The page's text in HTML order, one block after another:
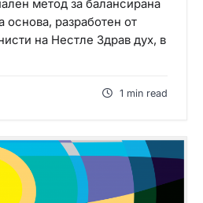
метод за балансирана
основа, разработен от
на Нестле Здрав дух, в
1 min read